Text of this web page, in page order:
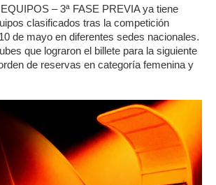
– 3ª FASE PREVIA ya tiene
clasificados tras la competición
de mayo en diferentes sedes nacionales.
que lograron el billete para la siguiente
de reservas en categoría femenina y